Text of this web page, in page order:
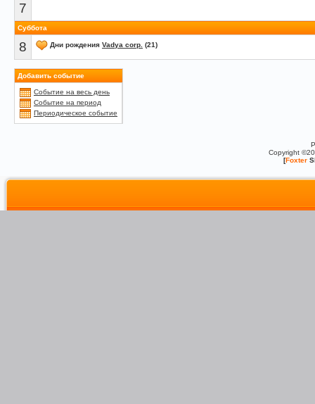
7
Суббота
8 Дни рождения Vadya corp. (21)
Добавить событие
Событие на весь день
Событие на период
Периодическое событие
Copyright
[Foxter